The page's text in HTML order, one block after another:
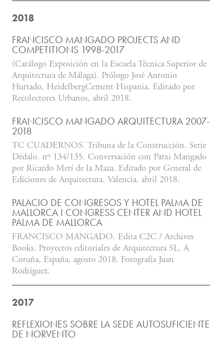
2018
FRANCISCO MANGADO PROJECTS AND
COMPETITIONS 1998-2017
(Catálogo Exposición en la Escuela Técnica Superior de
Arquitectura de Málaga). Prólogo José Antonio
Hurtado, HeidelbergCement Hispania. Editado por
Recolectores Urbanos, abril 2018.
FRANCISCO MANGADO ARQUITECTURA 2007-
2018
TC CUADERNOS. Tribuna de la Construcción. Serie
Dédalo. nº 134/135. Conversación con Patxi Mangado
por Ricardo Merí de la Maza. Editado por General de
Ediciones de Arquitectura. Valencia, abril 2018.
PALACIO DE CONGRESOS Y HOTEL PALMA DE
MALLORCA I CONGRESS CENTER AND HOTEL
PALMA DE MALLORCA
FRANCISCO MANGADO. Edita C2C / Archives
Books. Proyectos editoriales de Arquitectura SL, A
Coruña, España, agosto 2018. Fotografía Juan
Rodríguez.
2017
REFLEXIONES SOBRE LA SEDE AUTOSUFICIENTE
DE NORVENTO